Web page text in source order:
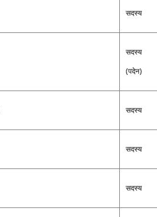
सदस्य
सदस्य
(पदेन)
सदस्य
सदस्य
सदस्य